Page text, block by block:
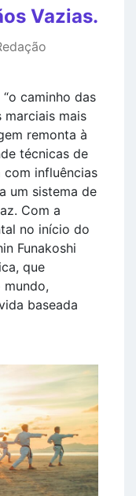
Vazias.
caminho das
marciais mais
remonta à
técnicas de
influências
um sistema de
Com a
no início do
Funakoshi
que
mundo,
baseada